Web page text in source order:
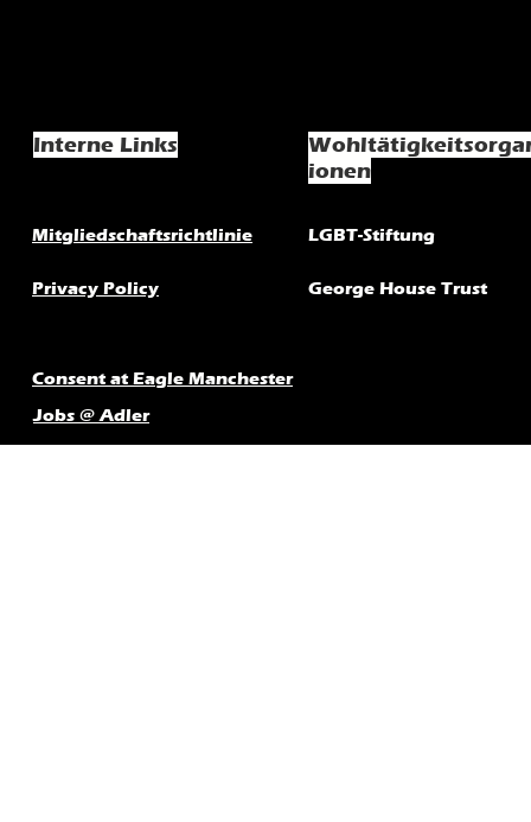
Interne Links
ionen
Mitgliedschaftsrichtlinie LGBT-Stiftung
Privacy Policy George House Trust
Consent at Eagle Manchester
Jobs @ Adler